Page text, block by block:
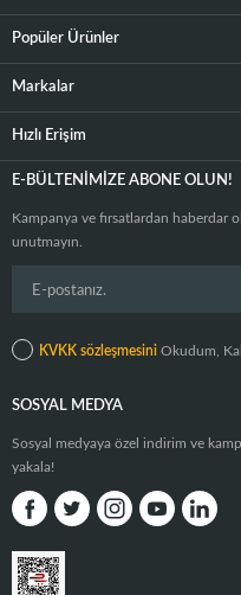
Popüler Ürünler
Markalar
Hızlı Erişim
E-BÜLTENIMIZE ABONE OLUN!
Kampanya ve fırsatlardan haberdar
unutmayın.
KVKK sözleşmesini Okudum,
SOSYAL MEDYA
Sosyal medyaya özel indirim ve
yakala!